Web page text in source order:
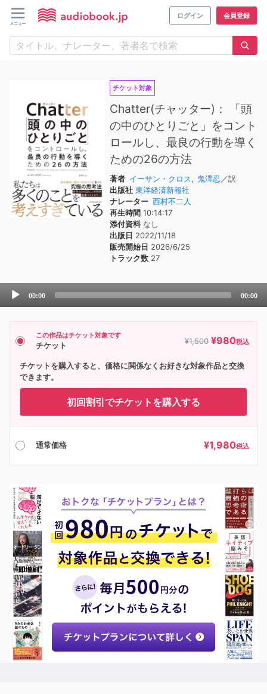
ログイン 会員登録
チケット対象
Chatter(チャッター)： 「頭
の中のひとりごと」をコント
ロールし、最良の行動を導く
ための26の方法
著者 イーサン・クロス, 鬼澤忍 ／訳
出版社 東洋経済新報社
ナレーター 西村不二人
再生時間 10:14:17
添付資料なし
出版日 2022/11/18
販売開始日 2026/6/25
トラック数 27
Audio
00:00 00:00
この作品はチケット対象です
チケット ¥1,500 ¥980税込
チケットを購入すると、価格に関係なくお好きな対象作品と交換
できます。
初回割引でチケットを購入する
通常価格 ¥1,980税込